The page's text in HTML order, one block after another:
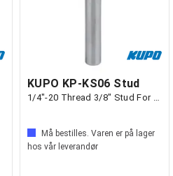
KUPO KP-KS06 Stud
1/4"-20 Thread 3/8" Stud For Stand Top
Må bestilles. Varen er på lager
hos vår leverandør